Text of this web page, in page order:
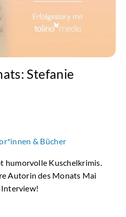
Stefanie
& Bücher
humorvolle Kuschelkrimis.
Autorin des Monats Mai
Interview!